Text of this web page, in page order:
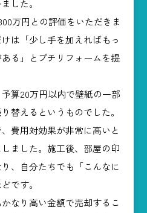
した。
万円との評価をいただきま
は「少し手を加えればもっ
る」とプチリフォームを提
算20万円以内で壁紙の一部
替えるというものでした。
費用対効果が非常に高いと
ました。施工後、部屋の印
、自分たちでも「こんなに
です。
なり高い金額で売却するこ